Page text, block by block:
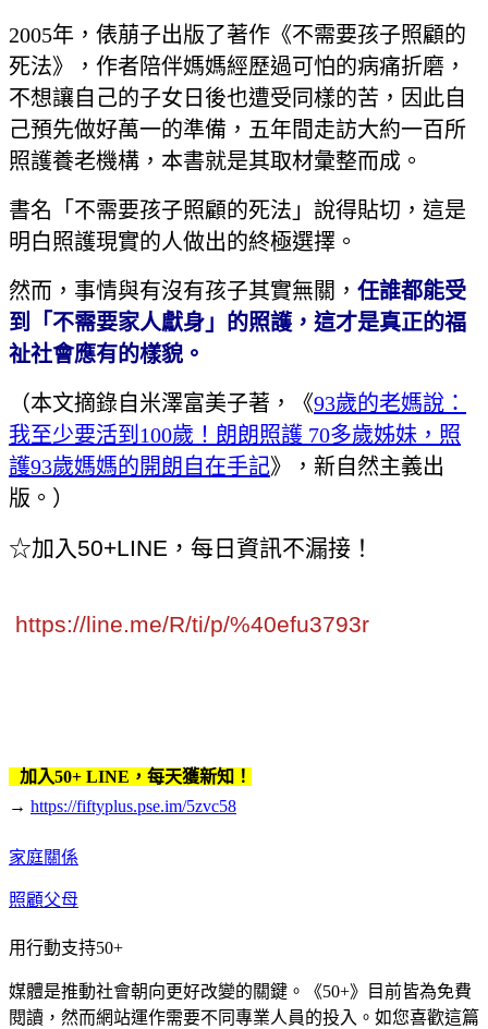
2005年，俵萠子出版了著作《不需要孩子照顧的
死法》，作者陪伴媽媽經歷過可怕的病痛折磨，
不想讓自己的子女日後也遭受同樣的苦，因此自
己預先做好萬一的準備，五年間走訪大約一百所
照護養老機構，本書就是其取材彙整而成。
書名「不需要孩子照顧的死法」說得貼切，這是
明白照護現實的人做出的終極選擇。
然而，事情與有沒有孩子其實無關， 任誰都能受
到「不需要家人獻身」的照護，這才是真正的福
祉社會應有的樣貌。
（本文摘錄自米澤富美子著，《93歲的老媽說：
我至少要活到100歲！朗朗照護 70多歲姊妹，照
護93歲媽媽的開朗自在手記》，新自然主義出
版。）
☆加入50+LINE，每日資訊不漏接！
https://line.me/R/ti/p/%40efu3793r
加入50+ LINE，每天獲新知！
→ https://fiftyplus.pse.im/5zvc58
家庭關係
照顧父母
用行動支持50+
媒體是推動社會朝向更好改變的關鍵。《50+》目前皆為免費
閱讀，然而網站運作需要不同專業人員的投入。如您喜歡這篇